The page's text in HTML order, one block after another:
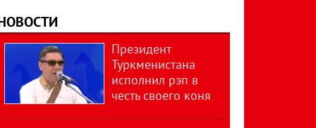
Президент
Туркменистана
исполнил рэп в
честь своего коня